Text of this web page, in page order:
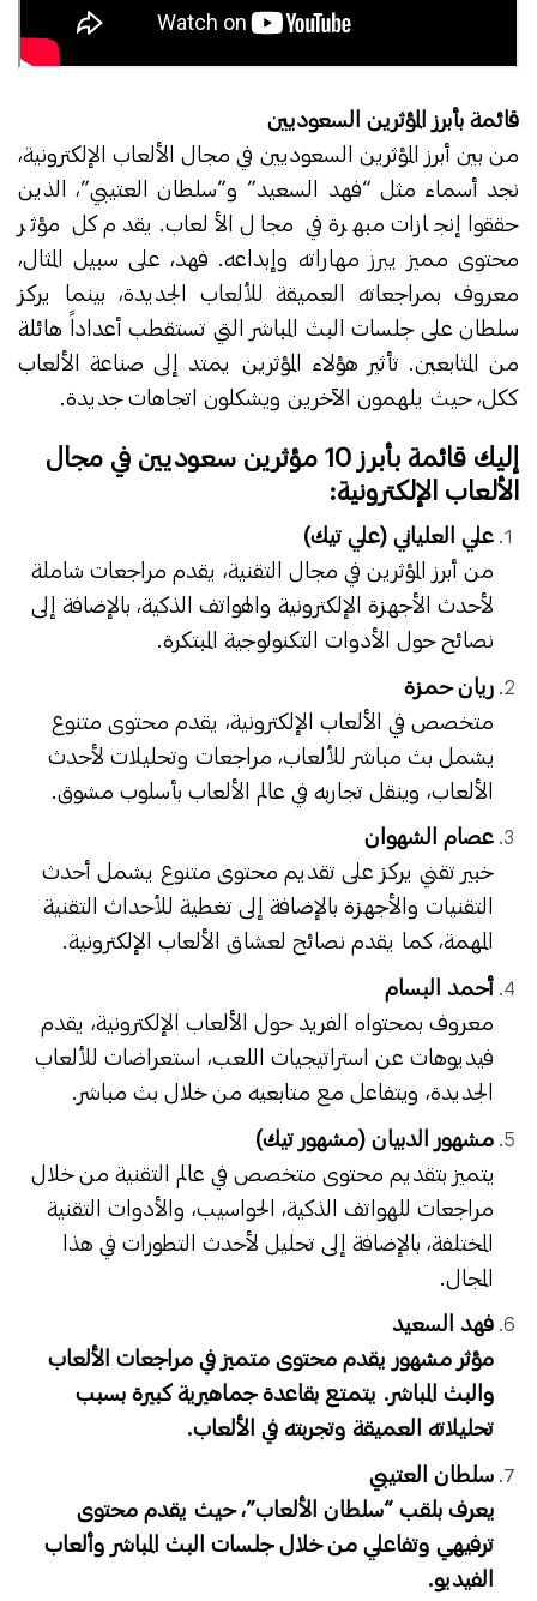
قائمة بأبرز المؤثرين السعوديين
من بين أبرز المؤثرين السعوديين في مجال الألعاب الإلكترونية،
نجد أسماء مثل “فهد السعيد” و”سلطان العتيبي”، الذين
حققوا إنجازات مبهرة في مجال الألعاب. يقدم كل مؤثر
محتوى مميز يبرز مهاراته وإبداعه. فهد، على سبيل المثال،
معروف بمراجعاته العميقة للألعاب الجديدة، بينما يركز
سلطان على جلسات البث المباشر التي تستقطب أعداداً هائلة
من المتابعين. تأثير هؤلاء المؤثرين يمتد إلى صناعة الألعاب
ككل، حيث يلهمون الآخرين ويشكلون اتجاهات جديدة.
إليك قائمة بأبرز 10 مؤثرين سعوديين في مجال
الألعاب الإلكترونية:
علي العلياني (علي تيك)
من أبرز المؤثرين في مجال التقنية، يقدم مراجعات شاملة
لأحدث الأجهزة الإلكترونية والهواتف الذكية، بالإضافة إلى
نصائح حول الأدوات التكنولوجية المبتكرة.
ريان حمزة
متخصص في الألعاب الإلكترونية، يقدم محتوى متنوع
يشمل بث مباشر للألعاب، مراجعات وتحليلات لأحدث
الألعاب، وينقل تجاربه في عالم الألعاب بأسلوب مشوق.
عصام الشهوان
خبير تقني يركز على تقديم محتوى متنوع يشمل أحدث
التقنيات والأجهزة بالإضافة إلى تغطية للأحداث التقنية
المهمة، كما يقدم نصائح لعشاق الألعاب الإلكترونية.
أحمد البسام
معروف بمحتواه الفريد حول الألعاب الإلكترونية، يقدم
فيديوهات عن استراتيجيات اللعب، استعراضات للألعاب
الجديدة، ويتفاعل مع متابعيه من خلال بث مباشر.
مشهور الدبيان (مشهور تيك)
يتميز بتقديم محتوى متخصص في عالم التقنية من خلال
مراجعات للهواتف الذكية، الحواسيب، والأدوات التقنية
المختلفة، بالإضافة إلى تحليل لأحدث التطورات في هذا
المجال.
فهد السعيد
مؤثر مشهور يقدم محتوى متميز في مراجعات الألعاب
والبث المباشر. يتمتع بقاعدة جماهيرية كبيرة بسبب
تحليلاته العميقة وتجربته في الألعاب.
سلطان العتيبي
يعرف بلقب “سلطان الألعاب”، حيث يقدم محتوى
ترفيهي وتفاعلي من خلال جلسات البث المباشر وألعاب
الفيديو.